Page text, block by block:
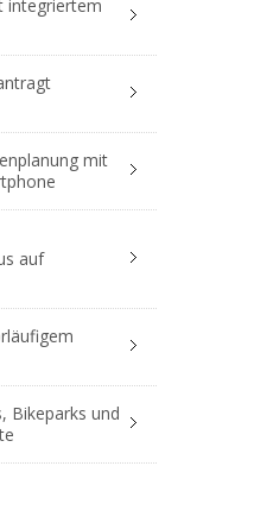
integriertem
mit
auf
Bikeparks und